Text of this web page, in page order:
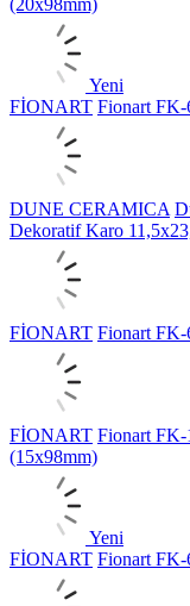
Yeni
FİONART Fionart
DUNE CERAMICA
Dekoratif Karo
FİONART Fionart FK-
FİONART Fionart FK-
(15x98mm)
Yeni
FİONART Fionart